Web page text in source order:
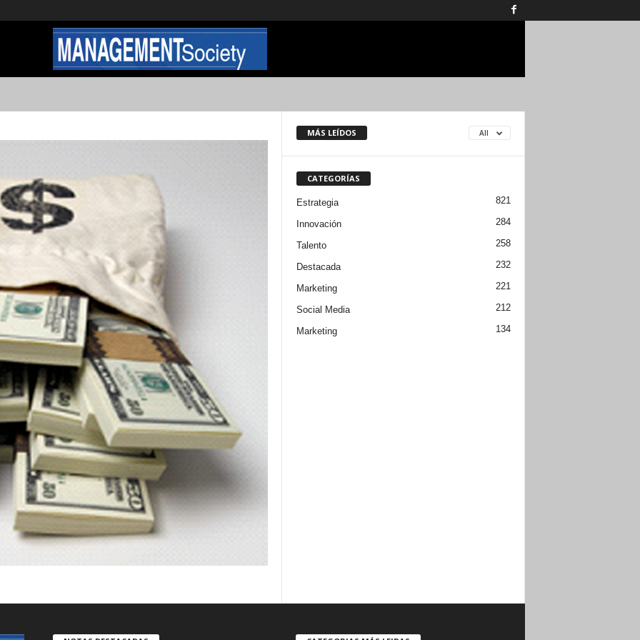
MÁS LEÍDOS All
CATEGORÍAS
Estrategia 821
Innovación 284
Talento 258
Destacada 232
Marketing 221
Social Media 212
Marketing 134